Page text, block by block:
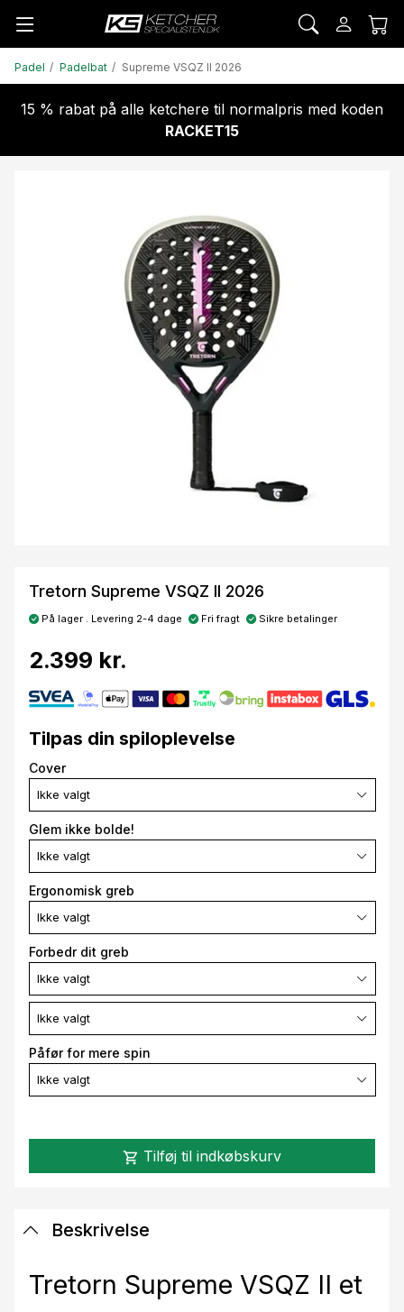
Padel Padelbat Supreme VSQZ II 2026
15 % rabat på alle ketchere til normalpris med koden
RACKET15
Tretorn Supreme VSQZ II 2026
På lager . Levering 2-4 dage Fri fragt Sikre betalinger
2.399 kr.
Tilpas din spiloplevelse
Cover
Ikke valgt
Glem ikke bolde!
Ikke valgt
Ergonomisk greb
Ikke valgt
Forbedr dit greb
Ikke valgt
Ikke valgt
Påfør for mere spin
Ikke valgt
shopping_cart Tilføj til indkøbskurv
Beskrivelse
Tretorn Supreme VSQZ II et